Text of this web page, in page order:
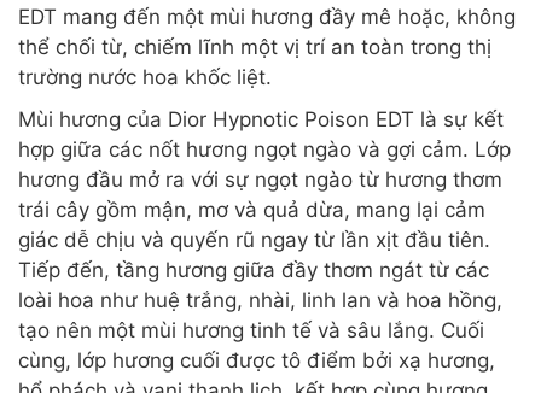
EDT mang đến một mùi hương đầy mê hoặc, không
thể chối từ, chiếm lĩnh một vị trí an toàn trong thị
trường nước hoa khốc liệt.
Mùi hương của Dior Hypnotic Poison EDT là sự kết
hợp giữa các nốt hương ngọt ngào và gợi cảm. Lớp
hương đầu mở ra với sự ngọt ngào từ hương thơm
trái cây gồm mận, mơ và quả dừa, mang lại cảm
giác dễ chịu và quyến rũ ngay từ lần xịt đầu tiên.
Tiếp đến, tầng hương giữa đầy thơm ngát từ các
loài hoa như huệ trắng, nhài, linh lan và hoa hồng,
tạo nên một mùi hương tinh tế và sâu lắng. Cuối
cùng, lớp hương cuối được tô điểm bởi xạ hương,